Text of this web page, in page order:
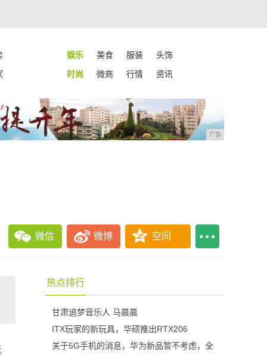
娱乐 美食 服装
头饰
时尚 微商 行情 资讯
广告
微信 微博 空间
热点排行
甘肃追梦音乐人 马晨晨
ITX玩家的新玩具，华硕推出RTX206
关于5G手机的消息，华为新品暂不考虑，全